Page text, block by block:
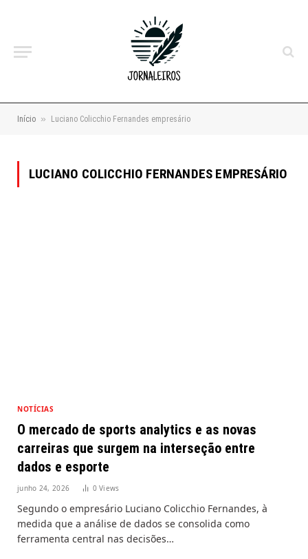
Início » Luciano Colicchio Fernandes empresário
LUCIANO COLICCHIO FERNANDES EMPRESÁRIO
NOTÍCIAS
O mercado de sports analytics e as novas
carreiras que surgem na interseção entre
dados e esporte
junho 24, 2026 0Views
Segundo o empresário Luciano Colicchio Fernandes, à
medida que a análise de dados se consolida como
ferramenta central nas decisões…